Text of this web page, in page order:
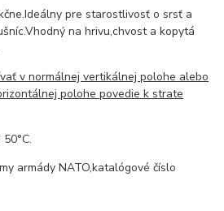
pre starostlivosť o srsť a
na hrivu,chvost a kopytá
v normálnej vertikálnej polohe alebo
polohe povedie k strate
armády NATO,katalógové číslo